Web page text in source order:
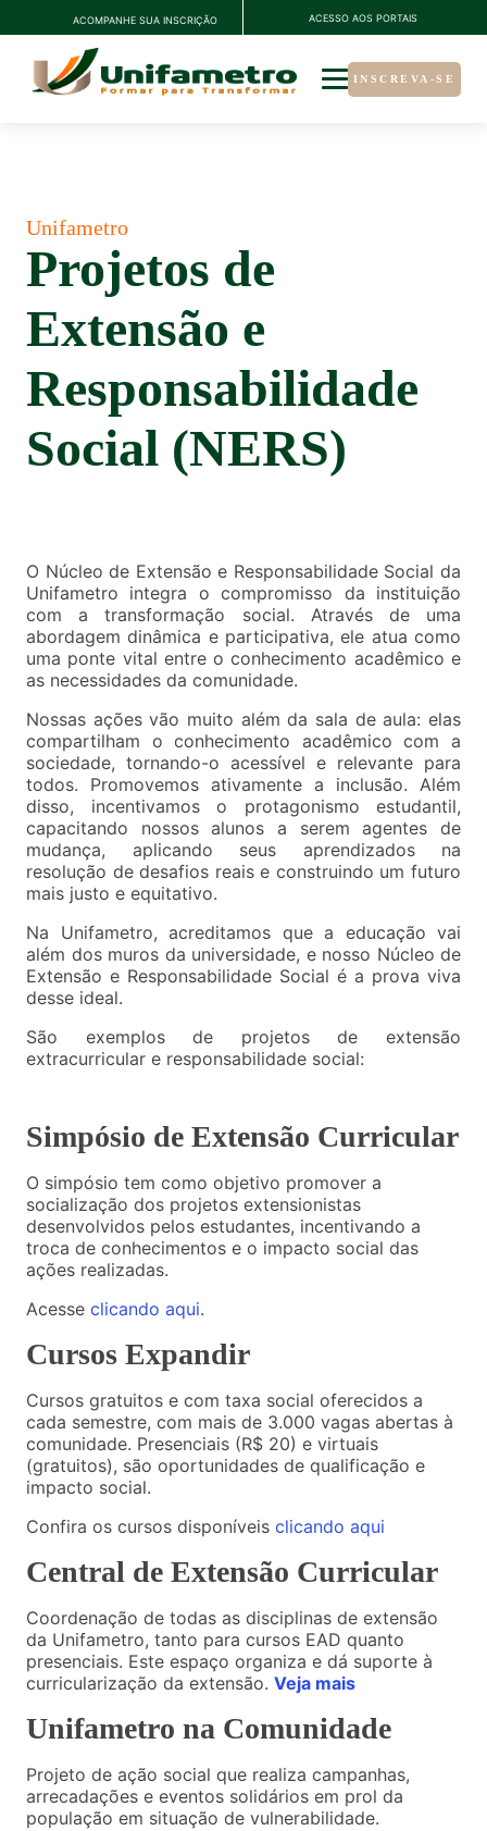
ACOMPANHE SUA INSCRIÇÃO ACESSO AOS PORTAIS
INSCREVA-SE
Unifametro
Projetos de
Extensão e
Responsabilidade
Social (NERS)
O Núcleo de Extensão e Responsabilidade Social da
Unifametro integra o compromisso da instituição
com a transformação social. Através de uma
abordagem dinâmica e participativa, ele atua como
uma ponte vital entre o conhecimento acadêmico e
as necessidades da comunidade.
Nossas ações vão muito além da sala de aula: elas
compartilham o conhecimento acadêmico com a
sociedade, tornando-o acessível e relevante para
todos. Promovemos ativamente a inclusão. Além
disso, incentivamos o protagonismo estudantil,
capacitando nossos alunos a serem agentes de
mudança, aplicando seus aprendizados na
resolução de desafios reais e construindo um futuro
mais justo e equitativo.
Na Unifametro, acreditamos que a educação vai
além dos muros da universidade, e nosso Núcleo de
Extensão e Responsabilidade Social é a prova viva
desse ideal.
São exemplos de projetos de extensão
extracurricular e responsabilidade social:
Simpósio de Extensão Curricular
O simpósio tem como objetivo promover a
socialização dos projetos extensionistas
desenvolvidos pelos estudantes, incentivando a
troca de conhecimentos e o impacto social das
ações realizadas.
Acesse clicando aqui.
Cursos Expandir
Cursos gratuitos e com taxa social oferecidos a
cada semestre, com mais de 3.000 vagas abertas à
comunidade. Presenciais (R$ 20) e virtuais
(gratuitos), são oportunidades de qualificação e
impacto social.
Confira os cursos disponíveis clicando aqui
Central de Extensão Curricular
Coordenação de todas as disciplinas de extensão
da Unifametro, tanto para cursos EAD quanto
presenciais. Este espaço organiza e dá suporte à
curricularização da extensão. Veja mais
Unifametro na Comunidade
Projeto de ação social que realiza campanhas,
arrecadações e eventos solidários em prol da
população em situação de vulnerabilidade.